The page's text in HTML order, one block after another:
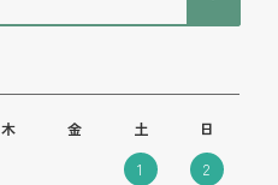
木 金 土 日
1 2